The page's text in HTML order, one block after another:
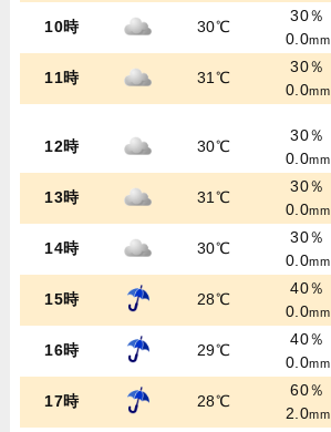
10時 30℃
30％
0.0mm
11時 31℃
30％
0.0mm
12時 30℃
30％
0.0mm
13時 31℃
30％
0.0mm
14時 30℃
30％
0.0mm
15時 28℃
40％
0.0mm
16時 29℃
40％
0.0mm
17時 28℃
60％
2.0mm